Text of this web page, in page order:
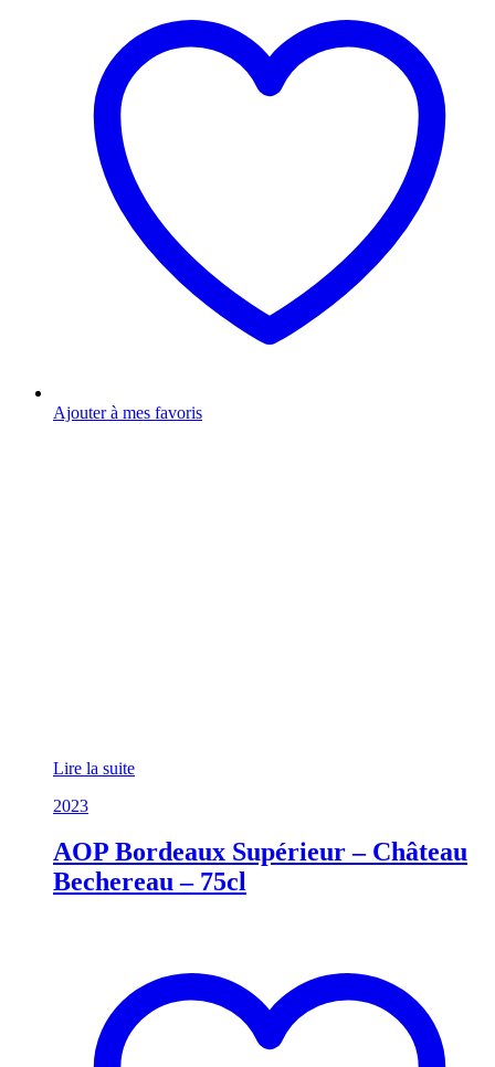
Ajouter à mes favoris
Lire la suite
2023
AOP Bordeaux Supérieur – Château
Bechereau – 75cl